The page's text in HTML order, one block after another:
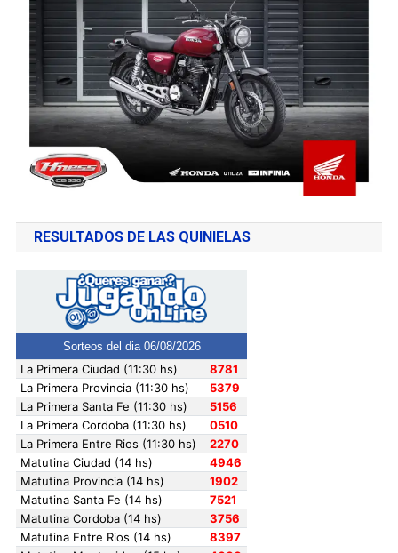
RESULTADOS DE LAS QUINIELAS